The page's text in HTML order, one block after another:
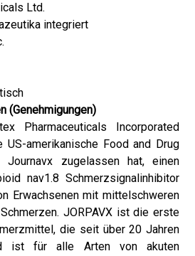
Ltd.
integriert
(Genehmigungen)
Pharmaceuticals Incorporated
amerikanische Food and Drug
Journavx zugelassen hat, einen
nav1.8 Schmerzsignalinhibitor
Erwachsenen mit mittelschweren
JORPAVX ist die erste
die seit über 20 Jahren
ist für alle Arten von akuten